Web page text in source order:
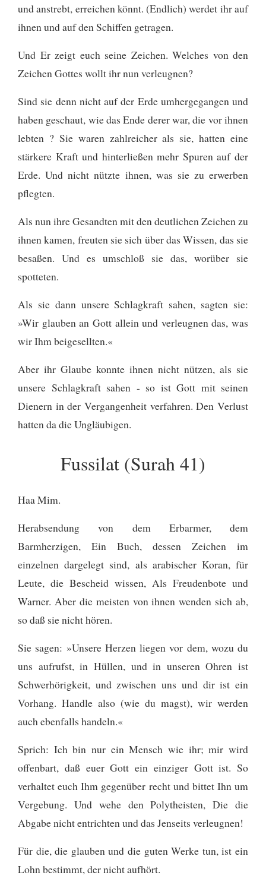
und anstrebt, erreichen könnt. (Endlich) werdet ihr auf
ihnen und auf den Schiffen getragen.
Und Er zeigt euch seine Zeichen. Welches von den
Zeichen Gottes wollt ihr nun verleugnen?
Sind sie denn nicht auf der Erde umhergegangen und
haben geschaut, wie das Ende derer war, die vor ihnen
lebten ? Sie waren zahlreicher als sie, hatten eine
stärkere Kraft und hinterließen mehr Spuren auf der
Erde. Und nicht nützte ihnen, was sie zu erwerben
pflegten.
Als nun ihre Gesandten mit den deutlichen Zeichen zu
ihnen kamen, freuten sie sich über das Wissen, das sie
besaßen. Und es umschloß sie das, worüber sie
spotteten.
Als sie dann unsere Schlagkraft sahen, sagten sie:
»Wir glauben an Gott allein und verleugnen das, was
wir Ihm beigesellten.«
Aber ihr Glaube konnte ihnen nicht nützen, als sie
unsere Schlagkraft sahen - so ist Gott mit seinen
Dienern in der Vergangenheit verfahren. Den Verlust
hatten da die Ungläubigen.
Fussilat (Surah 41)
Haa Mim.
Herabsendung von dem Erbarmer, dem
Barmherzigen,
Ein Buch, dessen Zeichen im
einzelnen dargelegt sind, als arabischer Koran, für
Leute, die Bescheid wissen, Als Freudenbote und
Warner. Aber die meisten von ihnen wenden sich ab,
so daß sie nicht hören.
Sie sagen: »Unsere Herzen liegen vor dem, wozu du
uns aufrufst, in Hüllen, und in unseren Ohren ist
Schwerhörigkeit, und zwischen uns und dir ist ein
Vorhang. Handle also (wie du magst), wir werden
auch ebenfalls handeln.«
Sprich: Ich bin nur ein Mensch wie ihr; mir wird
offenbart, daß euer Gott ein einziger Gott ist. So
verhaltet euch Ihm gegenüber recht und bittet Ihn um
Vergebung. Und wehe den Polytheisten, Die die
Abgabe nicht entrichten und das Jenseits verleugnen!
Für die, die glauben und die guten Werke tun, ist ein
Lohn bestimmt, der nicht aufhört.